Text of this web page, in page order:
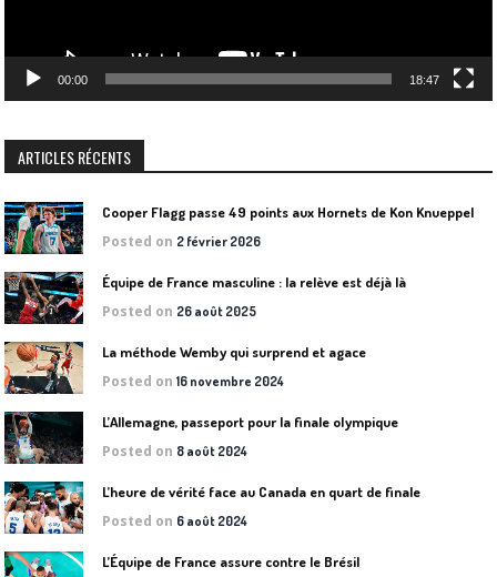
00:00 18:47
ARTICLES RÉCENTS
Cooper Flagg passe 49 points aux Hornets de Kon Knueppel
Posted on 2 février 2026
Équipe de France masculine : la relève est déjà là
Posted on 26 août 2025
La méthode Wemby qui surprend et agace
Posted on16 novembre 2024
L’Allemagne, passeport pour la finale olympique
Posted on 8 août 2024
L’heure de vérité face au Canada en quart de finale
Posted on 6 août 2024
L’Équipe de France assure contre le Brésil